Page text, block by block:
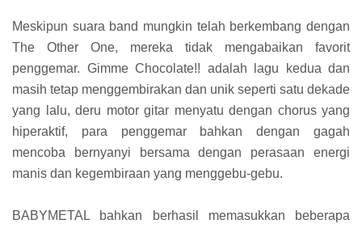
Meskipun suara band mungkin telah berkembang dengan
The Other One, mereka tidak mengabaikan favorit
penggemar. Gimme Chocolate!! adalah lagu kedua dan
masih tetap menggembirakan dan unik seperti satu dekade
yang lalu, deru motor gitar menyatu dengan chorus yang
hiperaktif, para penggemar bahkan dengan gagah
mencoba bernyanyi bersama dengan perasaan energi
manis dan kegembiraan yang menggebu-gebu.
BABYMETAL bahkan berhasil memasukkan beberapa